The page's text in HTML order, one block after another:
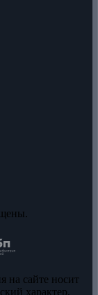
на сайте носит
характер,